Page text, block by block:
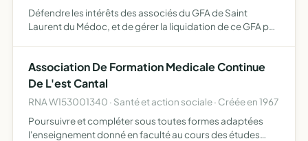
Défendre les intérêts des associés du GFA de Saint
Laurent du Médoc, et de gérer la liquidation de ce GFA par
Association De Formation Medicale Continue
De L'est Cantal
RNA W153001340 · Santé et action sociale · Créée en 1967
Poursuivre et compléter sous toutes formes adaptées
l'enseignement donné en faculté au cours des études